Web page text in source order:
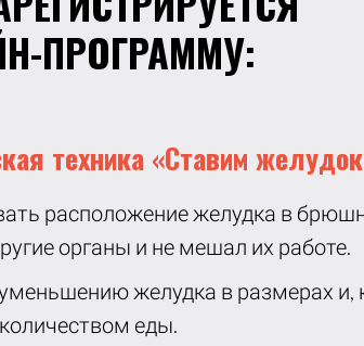
ПРОГРАММУ:
техника «Ставим
расположение желудка в
органы и не мешал их работе.
желудка в размерах и,
еды.